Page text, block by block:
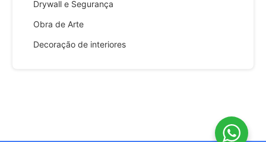
Drywall e Segurança
Obra de Arte
Decoração de interiores